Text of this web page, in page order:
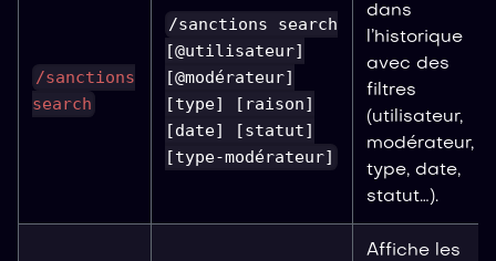
/sanctions
search
/sanctions search
[@utilisateur]
[@modérateur]
[type] [raison]
[date] [statut]
[type-modérateur]
dans
l’historique
avec des
filtres
(utilisateur,
modérateur,
type, date,
statut…).
Affiche les